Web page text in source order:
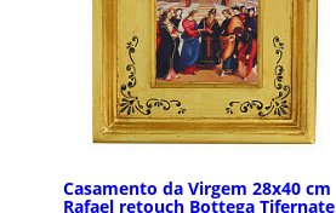
Casamento da Virgem 28x40 cm
Rafael retouch Bottega Tifernate